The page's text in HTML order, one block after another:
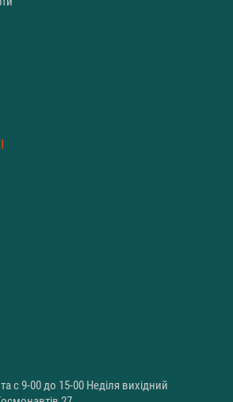
с 9-00 до 15-00 Неділя вихідний